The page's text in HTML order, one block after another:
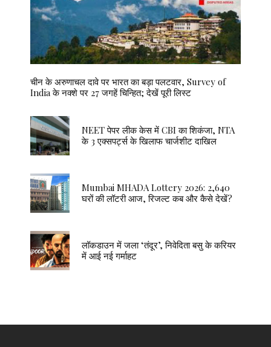
चीन के अरुणाचल दावे पर भारत का बड़ा पलटवार, Survey of
India के नक्शे पर 27 जगहें चिन्हित; देखें पूरी लिस्ट
NEET पेपर लीक केस में CBI का शिकंजा, NTA
के 3 एक्सपर्ट्स के खिलाफ चार्जशीट दाखिल
Mumbai MHADA Lottery 2026: 2,640
घरों की लॉटरी आज, रिजल्ट कब और कैसे देखें?
लॉकडाउन में जला ‘तंदूर’, निवेदिता बसु के करियर
में आई नई गर्माहट